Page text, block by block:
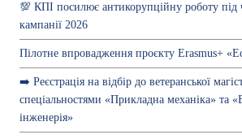
💯 КПІ посилює антикорупційну роботу під
кампанії 2026
Пілотне впровадження проєкту Erasmus+
➡️ Реєстрація на відбір до ветеранської
спеціальностями «Прикладна механіка» та
інженерія»